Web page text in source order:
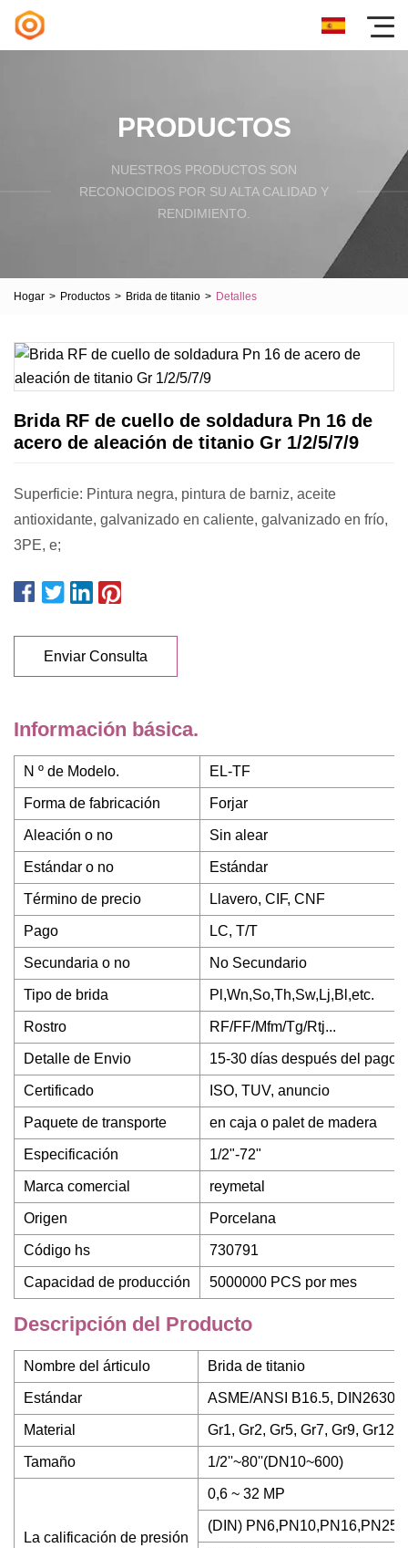
PRODUCTOS
NUESTROS PRODUCTOS SON
RECONOCIDOS POR SU ALTA CALIDAD Y
RENDIMIENTO.
Hogar > Productos > Brida de titanio > Detalles
Brida RF de cuello de soldadura Pn 16 de
acero de aleación de titanio Gr 1/2/5/7/9
Superficie: Pintura negra, pintura de barniz, aceite
antioxidante, galvanizado en caliente, galvanizado en frío,
3PE, e;
Enviar Consulta
Información básica.
N º de Modelo. EL-TF
Forma de fabricación Forjar
Aleación o no Sin alear
Estándar o no Estándar
Término de precio Llavero, CIF, CNF
Pago LC, T/T
Secundaria o no No Secundario
Tipo de brida Pl,Wn,So,Th,Sw,Lj,Bl,etc.
Rostro RF/FF/Mfm/Tg/Rtj...
Detalle de Envio 15-30 días después del pago
Certificado ISO, TUV, anuncio
Paquete de transporte en caja o palet de madera
Especificación 1/2"-72"
Marca comercial reymetal
Origen Porcelana
Código hs 730791
Capacidad de producción 5000000 PCS por mes
Descripción del Producto
Nombre del árticulo Brida de titanio
Estándar ASME/ANSI B16.5,
Material Gr1, Gr2, Gr5, Gr7, Gr9, Gr12,
Tamaño 1/2''~80''(DN10~600)
La calificación de presión
0,6 ~ 32 MP
(DIN) PN6,PN10,PN16,PN25